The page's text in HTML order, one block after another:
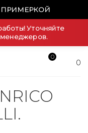
ПРИМЕРКОЙ
Уточняйте
менеджеров.
0
0